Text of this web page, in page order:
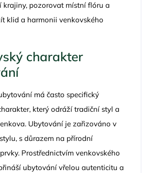
krajiny, pozorovat místní flóru a
klid a harmonii venkovského
charakter
má často specifický
který odráží tradiční styl a
Ubytování je zařizováno v
s důrazem na přírodní
Prostřednictvím venkovského
ubytování vřelou autenticitu a